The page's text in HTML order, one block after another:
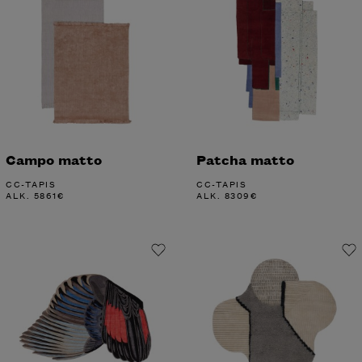
Campo matto
CC-TAPIS
ALK. 5861€
Patcha matto
CC-TAPIS
ALK. 8309€